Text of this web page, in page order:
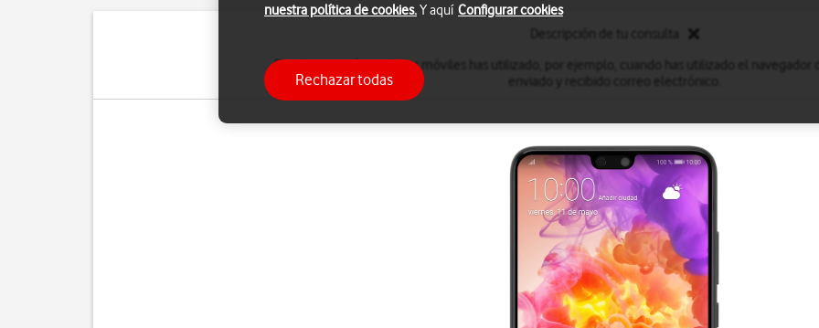
Puedes ver cuántos datos móviles has utilizado, por ejemplo, cuando has utilizado el navegador
nuestra política de cookies.Y aquí Configurar cookies
Rechazar todas